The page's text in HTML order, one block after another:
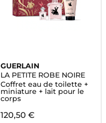
GUERLAIN
LA PETITE ROBE NOIRE
Coffret eau de toilette +
miniature + lait pour le
corps
120,50 €